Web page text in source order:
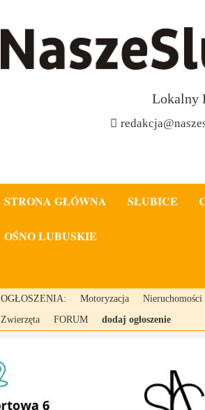
Lokalny
STRONA GŁÓWNA SŁUBICE
OŚNO LUBUSKIE
OGŁOSZENIA: Motoryzacja
Nieruchomości
Zwierzęta
FORUM dodaj ogłoszenie